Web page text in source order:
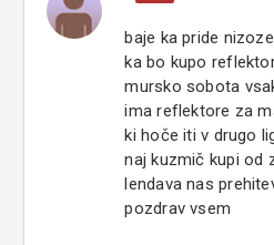
baje ka pride
ka bo kupo
mursko sobota
ima reflektore za
ki hoče iti v drugo
naj kuzmič kupi od
lendava nas
pozdrav vsem